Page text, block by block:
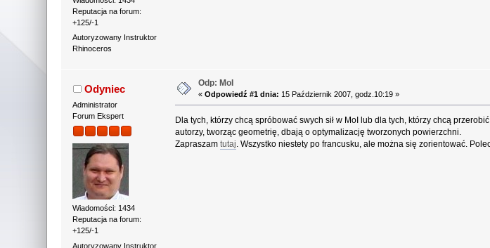
Reputacja na forum:
+125/-1
Autoryzowany Instruktor
Rhinoceros
Odyniec
Administrator
Forum Ekspert
Wiadomości: 1434
Reputacja na forum:
+125/-1
Autoryzowany Instruktor
Odp: MoI
« Odpowiedź #1 dnia: 15 Październik 2007, godz.10:19 »
Dla tych, którzy chcą spróbować swych sił w MoI lub dla tych, którzy chcą
autorzy, tworząc geometrię, dbają o optymalizację tworzonych powierzchni.
Zapraszamtutaj . Wszystko niestety po francusku, ale można się zorientować.